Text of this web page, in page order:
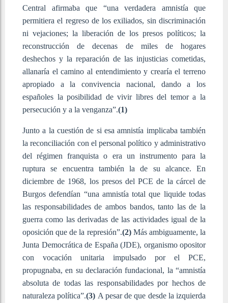
Central afirmaba que “una verdadera amnistía que
permitiera el regreso de los exiliados, sin discriminación
ni vejaciones; la liberación de los presos políticos; la
reconstrucción de decenas de miles de hogares
deshechos y la reparación de las injusticias cometidas,
allanaría el camino al entendimiento y crearía el terreno
apropiado a la convivencia nacional, dando a los
españoles la posibilidad de vivir libres del temor a la
persecución y a la venganza”.(1)
Junto a la cuestión de si esa amnistía implicaba también
la reconciliación con el personal político y administrativo
del régimen franquista o era un instrumento para la
ruptura se encuentra también la de su alcance. En
diciembre de 1968, los presos del PCE de la cárcel de
Burgos defendían “una amnistía total que liquide todas
las responsabilidades de ambos bandos, tanto las de la
guerra como las derivadas de las actividades igual de la
oposición que de la represión”.(2) Más ambiguamente, la
Junta Democrática de España (JDE), organismo opositor
con vocación unitaria impulsado por el PCE,
propugnaba, en su declaración fundacional, la “amnistía
absoluta de todas las responsabilidades por hechos de
naturaleza política”.(3) A pesar de que desde la izquierda